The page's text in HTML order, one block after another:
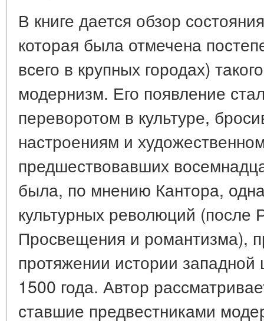
В книге дается обзор
которая была отмечена
всего в крупных городах)
модернизм. Его появление
переворотом в культуре,
настроениям и
предшествовавших
была, по мнению Кантора,
культурных революций
Просвещения и романтизма),
протяжении истории
1500 года. Автор
ставшие предвестниками